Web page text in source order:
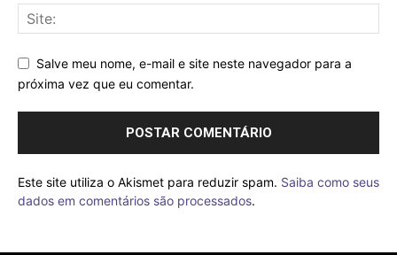
Salve meu nome, e-mail e site neste navegador para a
próxima vez que eu comentar.
Este site utiliza o Akismet para reduzir spam. Saiba como seus
dados em comentários são processados.